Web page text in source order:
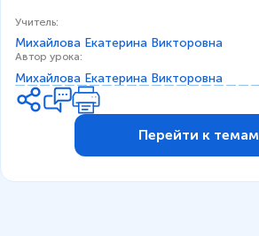
Учитель:
Михайлова Екатерина Викторовна
Автор урока:
Михайлова Екатерина Викторовна
Перейти к темам